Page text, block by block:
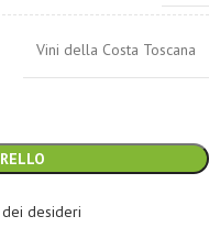
Vini della Costa Toscana
desideri